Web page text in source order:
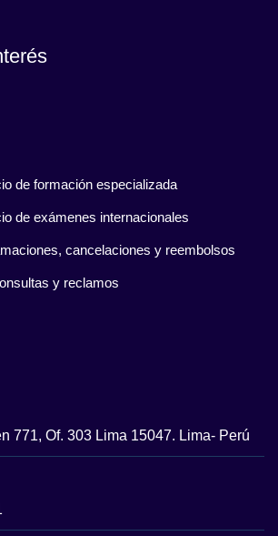
de formación especializada
de exámenes internacionales
cancelaciones y reembolsos
y reclamos
771, Of. 303 Lima 15047. Lima- Perú